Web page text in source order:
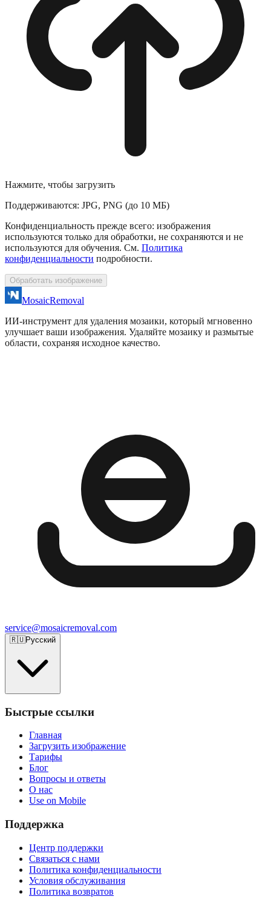
Нажмите, чтобы загрузить
Поддерживаются: JPG, PNG (до 10 МБ)
Конфиденциальность прежде всего: изображения
используются только для обработки, не сохраняются и не
используются для обучения. См. Политика
конфиденциальности подробности.
Обработать изображение
MosaicRemoval
ИИ‑инструмент для удаления мозаики, который мгновенно
улучшает ваши изображения. Удаляйте мозаику и размытые
области, сохраняя исходное качество.
service@mosaicremoval.com
🇷🇺Русский
Быстрые ссылки
Главная
Загрузить изображение
Тарифы
Блог
Вопросы и ответы
О нас
Use on Mobile
Поддержка
Центр поддержки
Связаться с нами
Политика конфиденциальности
Условия обслуживания
Политика возвратов